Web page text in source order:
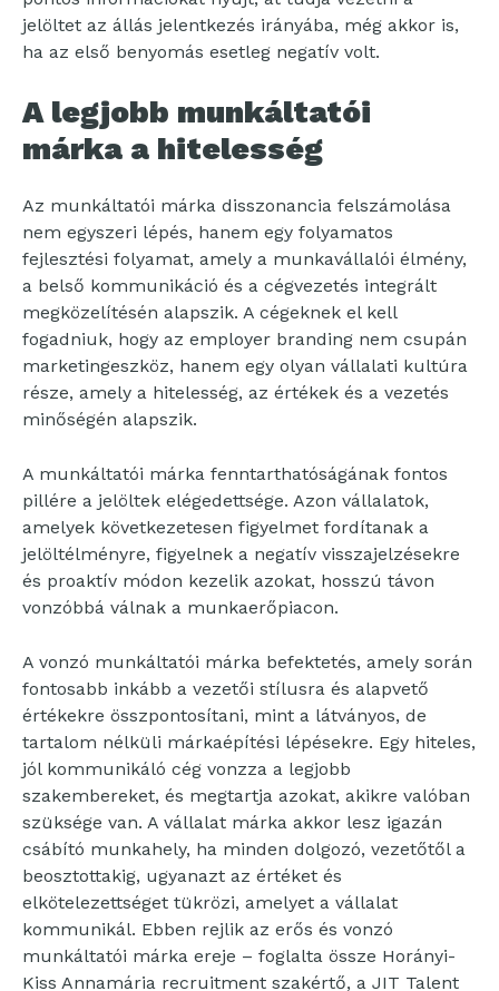
jelöltet az állás jelentkezés irányába, még akkor is,
ha az első benyomás esetleg negatív volt.
A legjobb munkáltatói
márka a hitelesség
Az munkáltatói márka disszonancia felszámolása
nem egyszeri lépés, hanem egy folyamatos
fejlesztési folyamat, amely a munkavállalói élmény,
a belső kommunikáció és a cégvezetés integrált
megközelítésén alapszik. A cégeknek el kell
fogadniuk, hogy az employer branding nem csupán
marketingeszköz, hanem egy olyan vállalati kultúra
része, amely a hitelesség, az értékek és a vezetés
minőségén alapszik.
A munkáltatói márka fenntarthatóságának fontos
pillére a jelöltek elégedettsége. Azon vállalatok,
amelyek következetesen figyelmet fordítanak a
jelöltélményre, figyelnek a negatív visszajelzésekre
és proaktív módon kezelik azokat, hosszú távon
vonzóbbá válnak a munkaerőpiacon.
A vonzó munkáltatói márka befektetés, amely során
fontosabb inkább a vezetői stílusra és alapvető
értékekre összpontosítani, mint a látványos, de
tartalom nélküli márkaépítési lépésekre. Egy hiteles,
jól kommunikáló cég vonzza a legjobb
szakembereket, és megtartja azokat, akikre valóban
szüksége van. A vállalat márka akkor lesz igazán
csábító munkahely, ha minden dolgozó, vezetőtől a
beosztottakig, ugyanazt az értéket és
elkötelezettséget tükrözi, amelyet a vállalat
kommunikál. Ebben rejlik az erős és vonzó
munkáltatói márka ereje – foglalta össze Horányi-
Kiss Annamária recruitment szakértő, a JIT Talent